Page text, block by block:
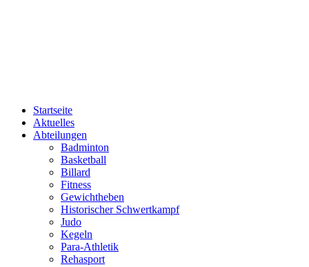
Startseite
Aktuelles
Abteilungen
Badminton
Basketball
Billard
Fitness
Gewichtheben
Historischer Schwertkampf
Judo
Kegeln
Para-Athletik
Rehasport